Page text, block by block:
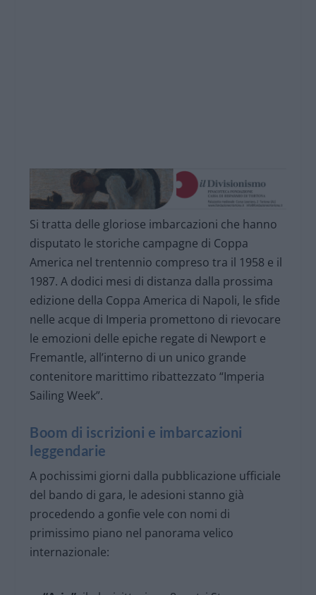
Si tratta delle gloriose imbarcazioni che hanno
disputato le storiche campagne di Coppa
America nel trentennio compreso tra il 1958 e il
1987. A dodici mesi di distanza dalla prossima
edizione della Coppa America di Napoli, le sfide
nelle acque di Imperia promettono di rievocare
le emozioni delle epiche regate di Newport e
Fremantle, all’interno di un unico grande
contenitore marittimo ribattezzato “Imperia
Sailing Week”.
Boom di iscrizioni e imbarcazioni
leggendarie
A pochissimi giorni dalla pubblicazione ufficiale
del bando di gara, le adesioni stanno già
procedendo a gonfie vele con nomi di
primissimo piano nel panorama velico
internazionale: